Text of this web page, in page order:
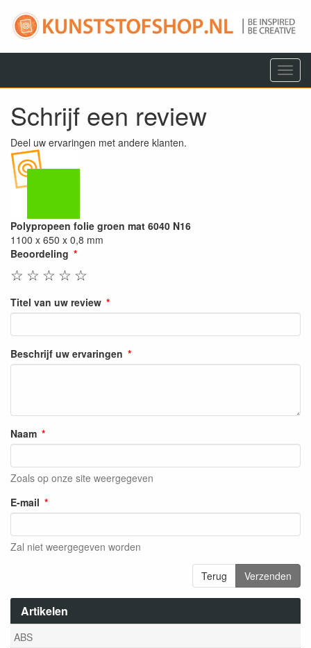
Menu
Artikelen
ABS
Schrijf een review
Deel uw ervaringen met andere klanten.
Polypropeen folie groen mat 6040 N16
1100 x 650 x 0,8 mm
Beoordeling
☆
☆
☆
☆
☆
Titel van uw review
Beschrijf uw ervaringen
Naam
Zoals op onze site weergegeven
E-mail
Zal niet weergegeven worden
Terug Verzenden